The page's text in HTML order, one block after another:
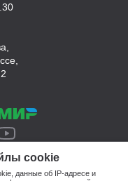
cookie
данные об IP-адресе и